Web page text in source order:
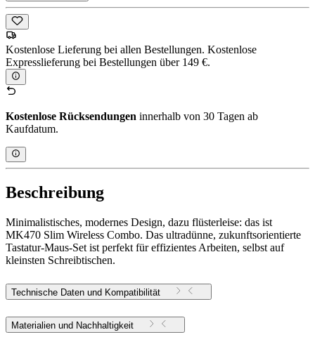
Kostenlose Lieferung bei allen Bestellungen. Kostenlose
Expresslieferung bei Bestellungen über 149 €.
Kostenlose Rücksendungen innerhalb von 30 Tagen ab
Kaufdatum.
Beschreibung
Minimalistisches, modernes Design, dazu flüsterleise: das ist
MK470 Slim Wireless Combo. Das ultradünne, zukunftsorientierte
Tastatur-Maus-Set ist perfekt für effizientes Arbeiten, selbst auf
kleinsten Schreibtischen.
Technische Daten und Kompatibilität
Materialien und Nachhaltigkeit